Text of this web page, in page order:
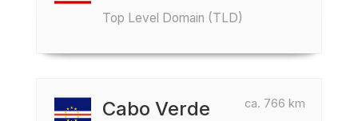
Top Level Domain (TLD)
ca. 766 km
Cabo Verde